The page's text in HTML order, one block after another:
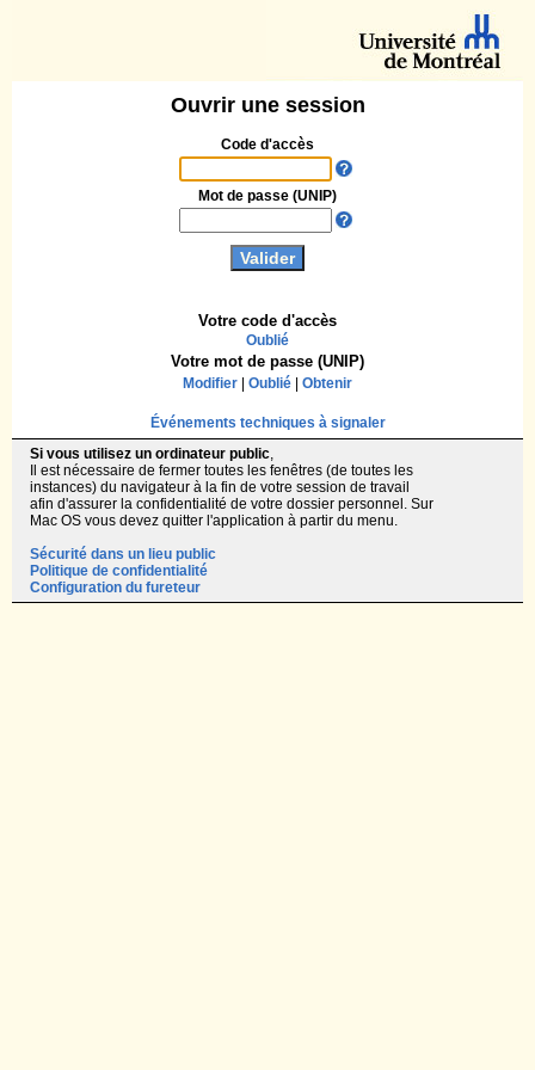
Ouvrir une session
Code d'accès
Votre code d'accès
Oublié
Mot de passe (UNIP)
Votre mot de passe (UNIP)
Modifier Oublié Obtenir
Événements techniques à signaler
Si vous utilisez un ordinateur public,
Il est nécessaire de fermer toutes les fenêtres (de toutes les
instances) du navigateur à la fin de votre session de travail
afin d'assurer la confidentialité de votre dossier personnel. Sur
Mac OS vous devez quitter l'application à partir du menu.
Sécurité dans un lieu public
Politique de confidentialité
Configuration du fureteur